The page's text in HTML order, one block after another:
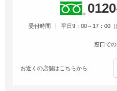
受付時間 平日9：00～17：00（
窓口で
お近くの店舗はこちらから